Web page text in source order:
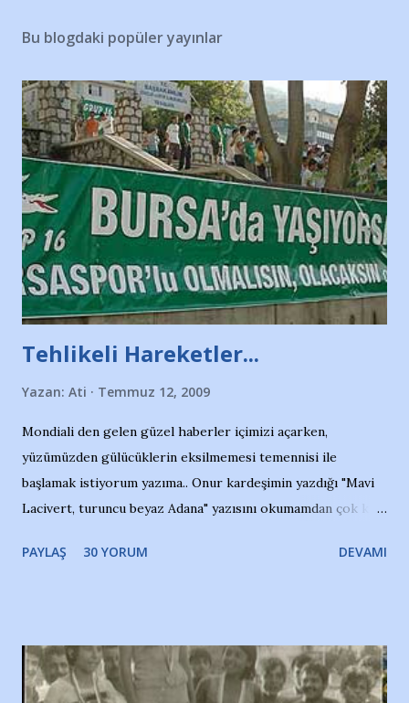
Bu blogdaki popüler yayınlar
Tehlikeli Hareketler...
Yazan: Ati Temmuz 12, 2009
Mondiali den gelen güzel haberler içimizi açarken,
yüzümüzden gülücüklerin eksilmemesi temennisi ile
başlamak istiyorum yazıma.. Onur kardeşimin yazdığı "Mavi
Lacivert, turuncu beyaz Adana" yazısını okumamdan çok kısa
irkildim.. "Bursasporlu taraftarlar, İstanbul takımlarının
ve ürünlerini Bursa şehrinde görmek istemediklerini bir
protesto eylemiyle açıkladıklarını bildiriyordu.. Bu grup
PAYLAŞ 30 YORUM DEVAMI